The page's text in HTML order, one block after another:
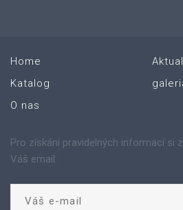
Home
Katalog
O nas
Pro získání pravidelných informací si
Váš email: